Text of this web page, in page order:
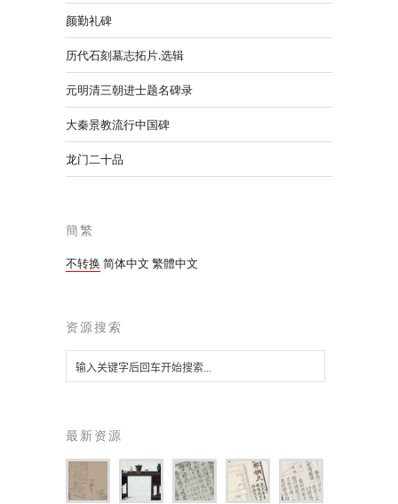
颜勤礼碑
历代石刻墓志拓片.选辑
元明清三朝进士题名碑录
大秦景教流行中国碑
龙门二十品
簡繁
不转换 简体中文 繁體中文
资源搜索
最新资源